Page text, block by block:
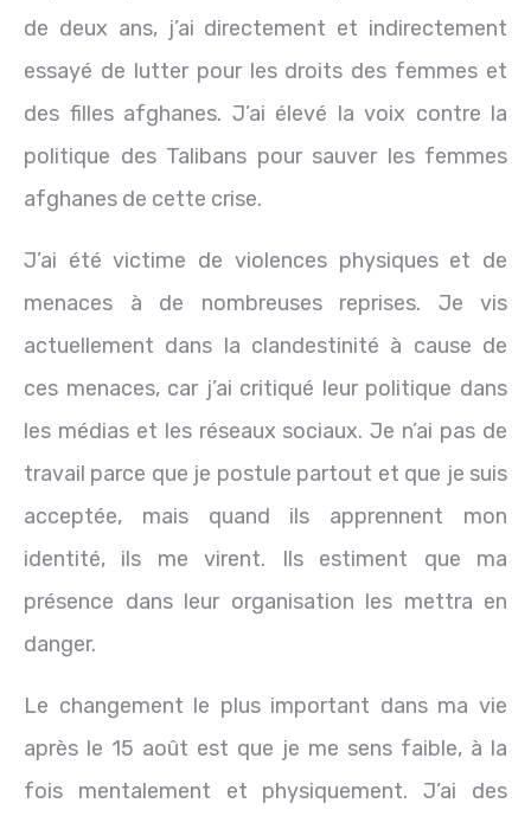
de deux ans, j’ai directement et indirectement
essayé de lutter pour les droits des femmes et
des filles afghanes. J’ai élevé la voix contre la
politique des Talibans pour sauver les femmes
afghanes de cette crise.
J’ai été victime de violences physiques et de
menaces à de nombreuses reprises. Je vis
actuellement dans la clandestinité à cause de
ces menaces, car j’ai critiqué leur politique dans
les médias et les réseaux sociaux. Je n’ai pas de
travail parce que je postule partout et que je suis
acceptée, mais quand ils apprennent mon
identité, ils me virent. Ils estiment que ma
présence dans leur organisation les mettra en
danger.
Le changement le plus important dans ma vie
après le 15 août est que je me sens faible, à la
fois mentalement et physiquement. J’ai des